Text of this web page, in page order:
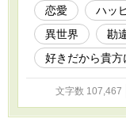
恋愛 ハッ
異世界
勘
好きだから貴方
文字数 107,467